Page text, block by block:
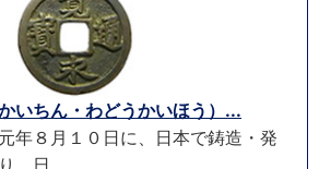
いちん・わどうかいほう）...
年８月１０日に、日本で鋳造・発
、日